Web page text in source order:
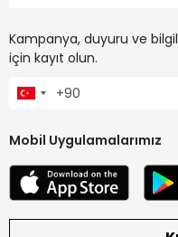
Kampanya, duyuru ve
için kayıt olun.
Mobil Uygulamalarımız